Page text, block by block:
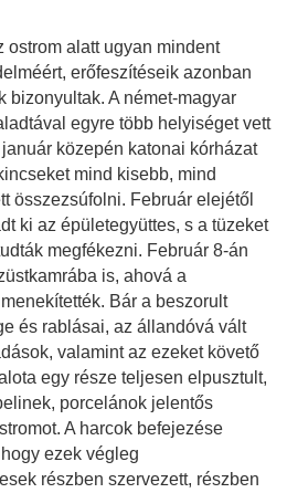
ostrom alatt ugyan mindent
erőfeszítéseik azonban
bizonyultak. A német-magyar
egyre több helyiséget vett
közepén katonai kórházat
mind kisebb, mind
összezsúfolni. Február elejétől
ki az épületegyüttes, s a tüzeket
megfékezni. Február 8-án
is, ahová a
Bár a beszorult
és rablásai, az állandóvá vált
valamint az ezeket követő
egy része teljesen elpusztult,
porcelánok jelentős
A harcok befejezése
ezek végleg
részben szervezett, részben